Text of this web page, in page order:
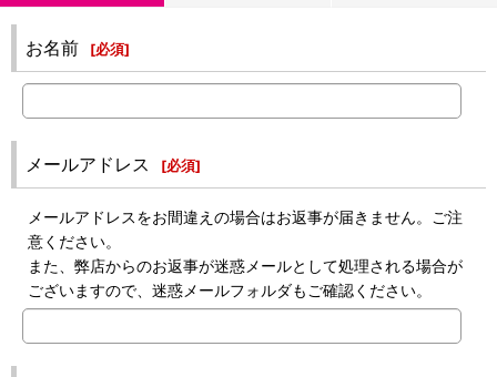
お名前 [必須]
メールアドレス [必須]
メールアドレスをお間違えの場合はお返事が届きません。ご注
意ください。
また、弊店からのお返事が迷惑メールとして処理される場合が
ございますので、迷惑メールフォルダもご確認ください。